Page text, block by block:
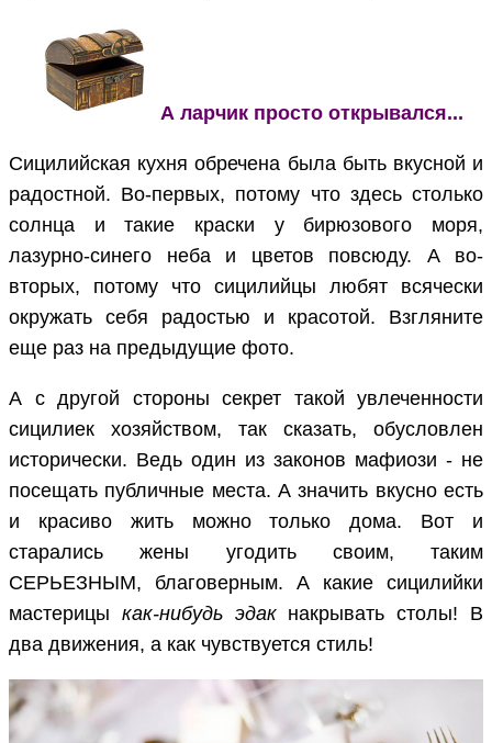
А ларчик просто открывался...
Сицилийская кухня обречена была быть вкусной и
радостной. Во-первых, потому что здесь столько
солнца и такие краски у бирюзового моря,
лазурно-синего неба и цветов повсюду. А во-
вторых, потому что сицилийцы любят всячески
окружать себя радостью и красотой. Взгляните
еще раз на предыдущие фото.
А с другой стороны секрет такой увлеченности
сицилиек хозяйством, так сказать, обусловлен
исторически. Ведь один из законов мафиози - не
посещать публичные места. А значить вкусно есть
и красиво жить можно только дома. Вот и
старались жены угодить своим, таким
СЕРЬЕЗНЫМ, благоверным. А какие сицилийки
мастерицы как-нибудь эдакнакрывать столы! В
два движения, а как чувствуется стиль!